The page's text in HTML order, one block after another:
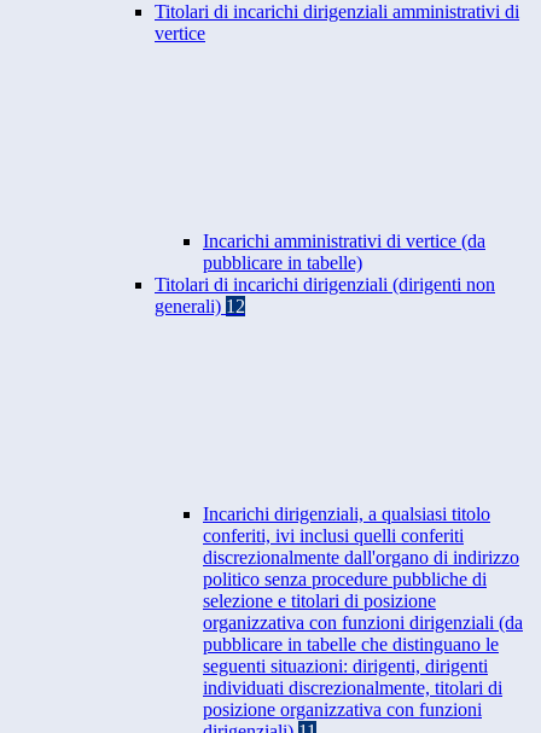
Titolari di incarichi dirigenziali amministrativi di
vertice
Incarichi amministrativi di vertice (da
pubblicare in tabelle)
Titolari di incarichi dirigenziali (dirigenti non
generali) 12
Incarichi dirigenziali, a qualsiasi titolo
conferiti, ivi inclusi quelli conferiti
discrezionalmente dall'organo di indirizzo
politico senza procedure pubbliche di
selezione e titolari di posizione
organizzativa con funzioni dirigenziali (da
pubblicare in tabelle che distinguano le
seguenti situazioni: dirigenti, dirigenti
individuati discrezionalmente, titolari di
posizione organizzativa con funzioni